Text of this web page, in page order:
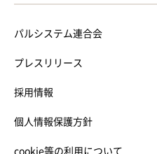
パルシステム連合会
プレスリリース
採用情報
個人情報保護方針
cookie等の利用について